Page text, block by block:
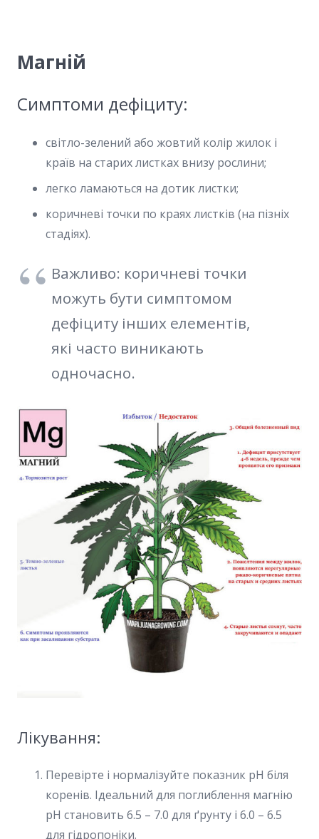
Магній
Симптоми дефіциту:
світло-зелений або жовтий колір жилок і
країв на старих листках внизу рослини;
легко ламаються на дотик листки;
коричневі точки по краях листків (на пізніх
стадіях).
Важливо: коричневі точки
можуть бути симптомом
дефіциту інших елементів,
які часто виникають
одночасно.
Лікування:
Перевірте і нормалізуйте показник pH біля
коренів. Ідеальний для поглиблення магнію
pH становить 6.5 – 7.0 для ґрунту і 6.0 – 6.5
для гідропоніки.